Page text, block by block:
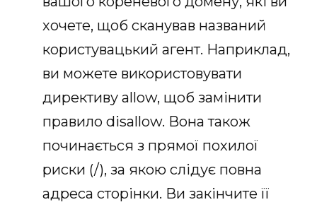
хочете, щоб сканував названий
користувацький агент. Наприклад,
ви можете використовувати
директиву allow, щоб замінити
правило disallow. Вона також
починається з прямої похилої
риски (/), за якою слідує повна
адреса сторінки. Ви закінчите її